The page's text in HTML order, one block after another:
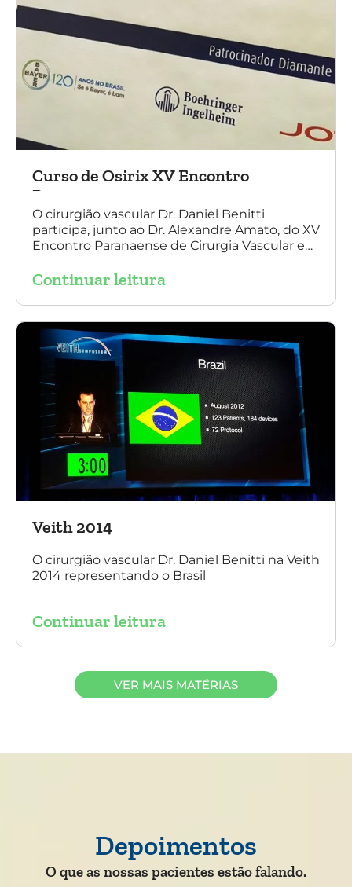
Curso de Osirix XV Encontro
Paranaense
O cirurgião vascular Dr. Daniel Benitti
participa, junto ao Dr. Alexandre Amato, do XV
Encontro Paranaense de Cirurgia Vascular e
Continuar leitura
Veith 2014
O cirurgião vascular Dr. Daniel Benitti na Veith
2014 representando o Brasil
Continuar leitura
VER MAIS MATÉRIAS
Depoimentos
O que as nossas pacientes estão falando.